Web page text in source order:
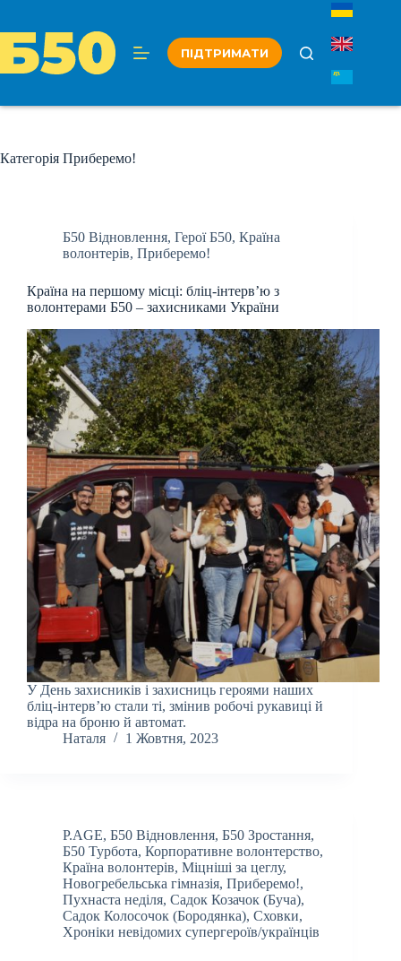
вмісту
ПІДТРИМАТИ
Категорія Приберемо!
Б50 Відновлення, Герої Б50, Країна
волонтерів, Приберемо!
Країна на першому місці: бліц-інтерв’ю з
волонтерами Б50 – захисниками України
У День захисників і захисниць героями наших
бліц-інтерв’ю стали ті, змінив робочі рукавиці й
відра на броню й автомат.
Наталя
1 Жовтня, 2023
P.AGE, Б50 Відновлення, Б50 Зростання,
Б50 Турбота, Корпоративне волонтерство,
Країна волонтерів, Міцніші за цеглу,
Новогребельська гімназія, Приберемо!,
Пухнаста неділя, Садок Козачок (Буча),
Садок Колосочок (Бородянка), Сховки,
Хроніки невідомих супергероїв/українців